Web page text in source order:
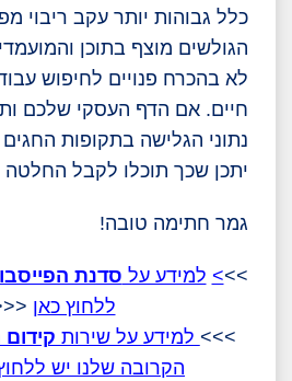
כלל גבוהות יותר עקב ריבוי
הגולשים מוצף בתוכן
לא בהכרח פנויים לחיפוש
חיים. אם הדף העסקי שלכם
נתוני הגלישה בתקופות
יתכן שכך תוכלו לקבל
גמר חתימה טובה!
>>
> למידע על סדנת
ללחוץ כאן
>>> למידע על שירות
הקרובה שלנו יש